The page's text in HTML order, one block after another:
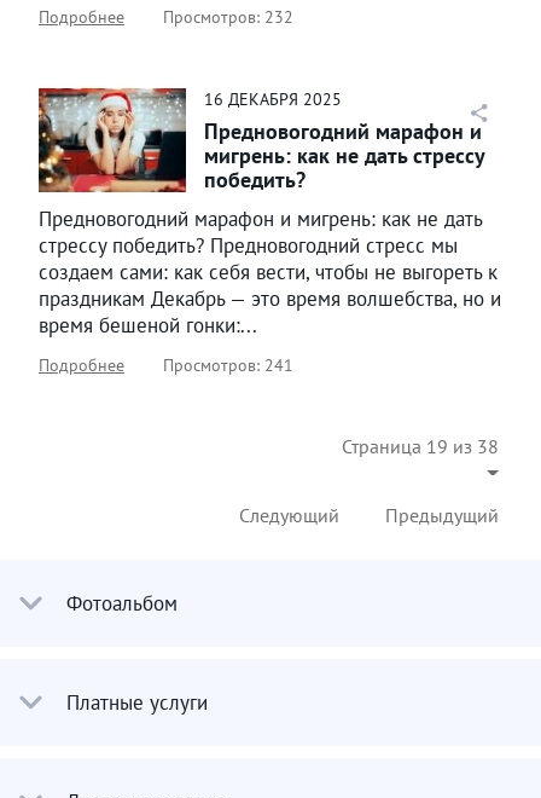
Подробнее Просмотров: 232
16 ДЕКАБРЯ 2025
Предновогодний марафон и
мигрень: как не дать стрессу
победить?
Предновогодний марафон и мигрень: как не дать
стрессу победить? Предновогодний стресс мы
создаем сами: как себя вести, чтобы не выгореть к
праздникам Декабрь — это время волшебства, но и
время бешеной гонки:...
Подробнее Просмотров: 241
Страница 19 из 38
Предыдущий
Следующий
Фотоальбом
Платные услуги